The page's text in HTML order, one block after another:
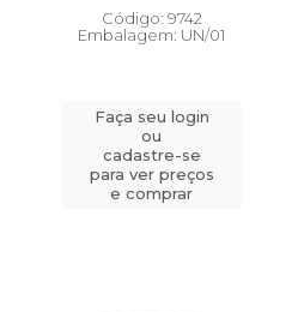
Código: 9742
Embalagem: UN/01
Faça seu login
ou
cadastre-se
para ver preços
e comprar